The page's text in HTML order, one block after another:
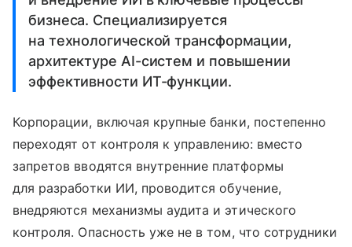
бизнеса. Специализируется
на технологической трансформации,
архитектуре AI-систем и повышении
эффективности ИТ-функции.
Корпорации, включая крупные банки, постепенно
переходят от контроля к управлению: вместо
запретов вводятся внутренние платформы
для разработки ИИ, проводится обучение,
внедряются механизмы аудита и этического
контроля. Опасность уже не в том, что сотрудники